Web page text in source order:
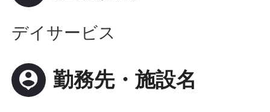
デイサービス
person_pin 勤務先・施設名